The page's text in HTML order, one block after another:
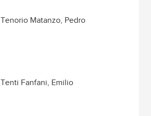
Tenorio Matanzo, Pedro
Tenti Fanfani, Emilio